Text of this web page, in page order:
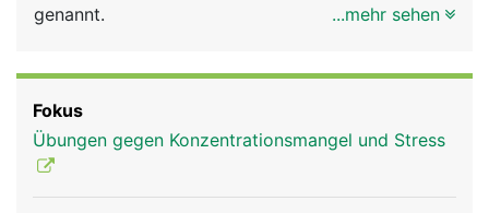
Rubriken
genannt.
...mehr sehen
Fokus
Übungen gegen Konzentrationsmangel und Stress